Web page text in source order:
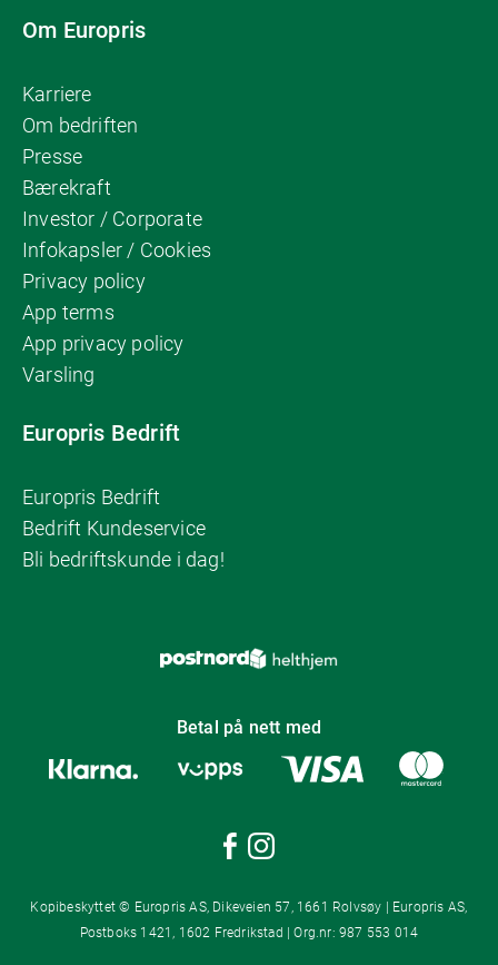
Om Europris
Karriere
Om bedriften
Presse
Bærekraft
Investor / Corporate
Infokapsler / Cookies
Privacy policy
App terms
App privacy policy
Varsling
Europris Bedrift
Europris Bedrift
Bedrift Kundeservice
Bli bedriftskunde i dag!
Betal på nett med
Kopibeskyttet © Europris AS, Dikeveien 57, 1661 Rolvsøy | Europris AS,
Postboks 1421, 1602 Fredrikstad | Org.nr: 987 553 014